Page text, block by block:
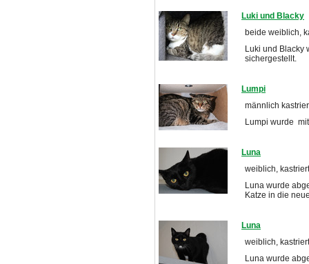
Luki und Blacky
beide weiblich,
Luki und Blacky
sichergestellt.
Lumpi
männlich
Lumpi wurde
Luna
weiblich,
Luna wurde
Katze in die
Luna
weiblich,
Luna wurde